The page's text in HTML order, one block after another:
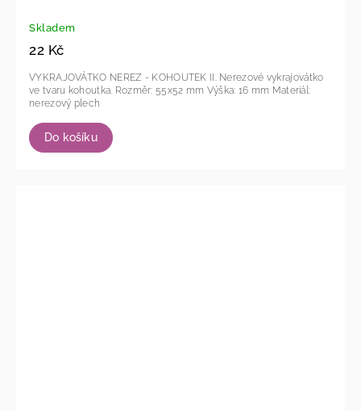
Skladem
22 Kč
Do košíku
VYKRAJOVÁTKO NEREZ - KOHOUTEK II. Nerezové vykrajovátko
ve tvaru kohoutka. Rozměr: 55x52 mm Výška: 16 mm Materiál:
nerezový plech